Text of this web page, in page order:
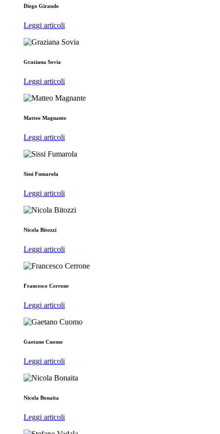
Diego Giraudo
Leggi articoli
Graziana Sovia
Leggi articoli
Matteo Magnante
Leggi articoli
Sissi Fumarola
Leggi articoli
Nicola Bitozzi
Leggi articoli
Francesco Cerrone
Leggi articoli
Gaetano Cuomo
Leggi articoli
Nicola Bonaita
Leggi articoli